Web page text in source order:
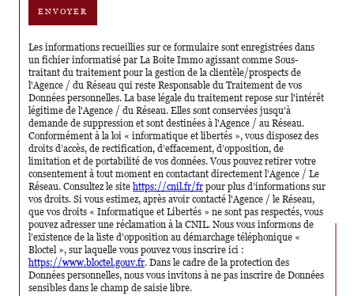
ENVOYER
Les informations recueillies sur ce formulaire sont enregistrées dans
un fichier informatisé par La Boite Immo agissant comme Sous-
traitant du traitement pour la gestion de la clientèle/prospects de
l'Agence / du Réseau qui reste Responsable du Traitement de vos
Données personnelles. La base légale du traitement repose sur l'intérêt
légitime de l'Agence / du Réseau. Elles sont conservées jusqu'à
demande de suppression et sont destinées à l'Agence / au Réseau.
Conformément à la loi « informatique et libertés », vous disposez des
droits d’accès, de rectification, d’effacement, d’opposition, de
limitation et de portabilité de vos données. Vous pouvez retirer votre
consentement à tout moment en contactant directement l’Agence / Le
Réseau. Consultez le site https://cnil.fr/fr pour plus d’informations sur
vos droits. Si vous estimez, après avoir contacté l'Agence / le Réseau,
que vos droits « Informatique et Libertés » ne sont pas respectés, vous
pouvez adresser une réclamation à la CNIL. Nous vous informons de
l’existence de la liste d'opposition au démarchage téléphonique «
Bloctel », sur laquelle vous pouvez vous inscrire ici :
https://www.bloctel.gouv.fr. Dans le cadre de la protection des
Données personnelles, nous vous invitons à ne pas inscrire de Données
sensibles dans le champ de saisie libre.